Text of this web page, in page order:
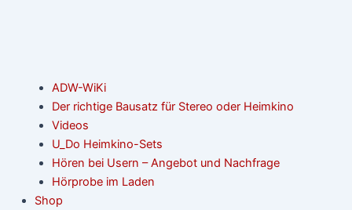
ADW-WiKi
Der richtige Bausatz für Stereo oder Heimkino
Videos
U_Do Heimkino-Sets
Hören bei Usern – Angebot und Nachfrage
Hörprobe im Laden
Shop